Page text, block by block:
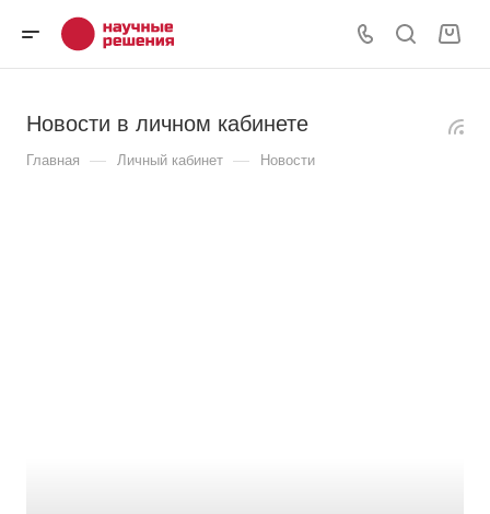
Новости в личном кабинете
Главная — Личный кабинет — Новости